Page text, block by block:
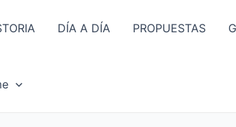
DÍA A DÍA PROPUESTAS